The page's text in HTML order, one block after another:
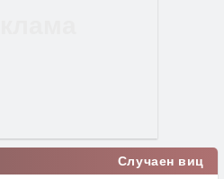
Случаен виц